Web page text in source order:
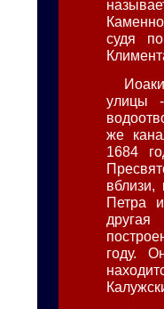
судя
улицы
же
1684
Петра
году.